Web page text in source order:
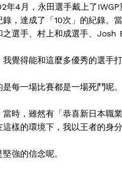
4月，永田選手戴上了IWGP
錄，達成了「10次」的紀錄。
之選手、村上和成選手、Josh
我覺得能和這麼多優秀的選手
每一場比賽都是一場死鬥呢。
當時，雖然有「恭喜新日本職
這樣的環境下，我以王者的身
強的信念呢。